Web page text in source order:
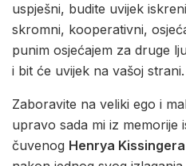
uspješni, budite uvijek
skromni, kooperativni,
punim osjećajem za druge
i bit će uvijek na vašoj strani.
Zaboravite na veliki ego i
upravo sada mi iz memorije
čuvenog Henrya Kissingera